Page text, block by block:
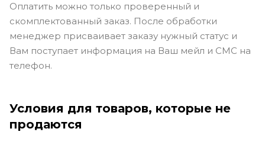
Оплатить можно только проверенный и
скомплектованный заказ. После обработки
менеджер присваивает заказу нужный статус и
Вам поступает информация на Ваш мейл и СМС на
телефон.
Условия для товаров, которые не
продаются